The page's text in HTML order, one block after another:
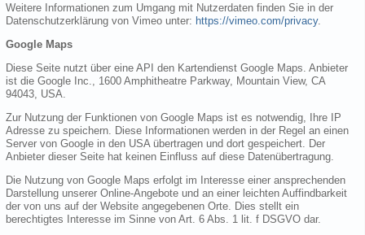
Weitere Informationen zum Umgang mit Nutzerdaten finden Sie in der
Datenschutzerklärung von Vimeo unter: https://vimeo.com/privacy.
Google Maps
Diese Seite nutzt über eine API den Kartendienst Google Maps. Anbieter
ist die Google Inc., 1600 Amphitheatre Parkway, Mountain View, CA
94043, USA.
Zur Nutzung der Funktionen von Google Maps ist es notwendig, Ihre IP
Adresse zu speichern. Diese Informationen werden in der Regel an einen
Server von Google in den USA übertragen und dort gespeichert. Der
Anbieter dieser Seite hat keinen Einfluss auf diese Datenübertragung.
Die Nutzung von Google Maps erfolgt im Interesse einer ansprechenden
Darstellung unserer Online-Angebote und an einer leichten Auffindbarkeit
der von uns auf der Website angegebenen Orte. Dies stellt ein
berechtigtes Interesse im Sinne von Art. 6 Abs. 1 lit. f DSGVO dar.